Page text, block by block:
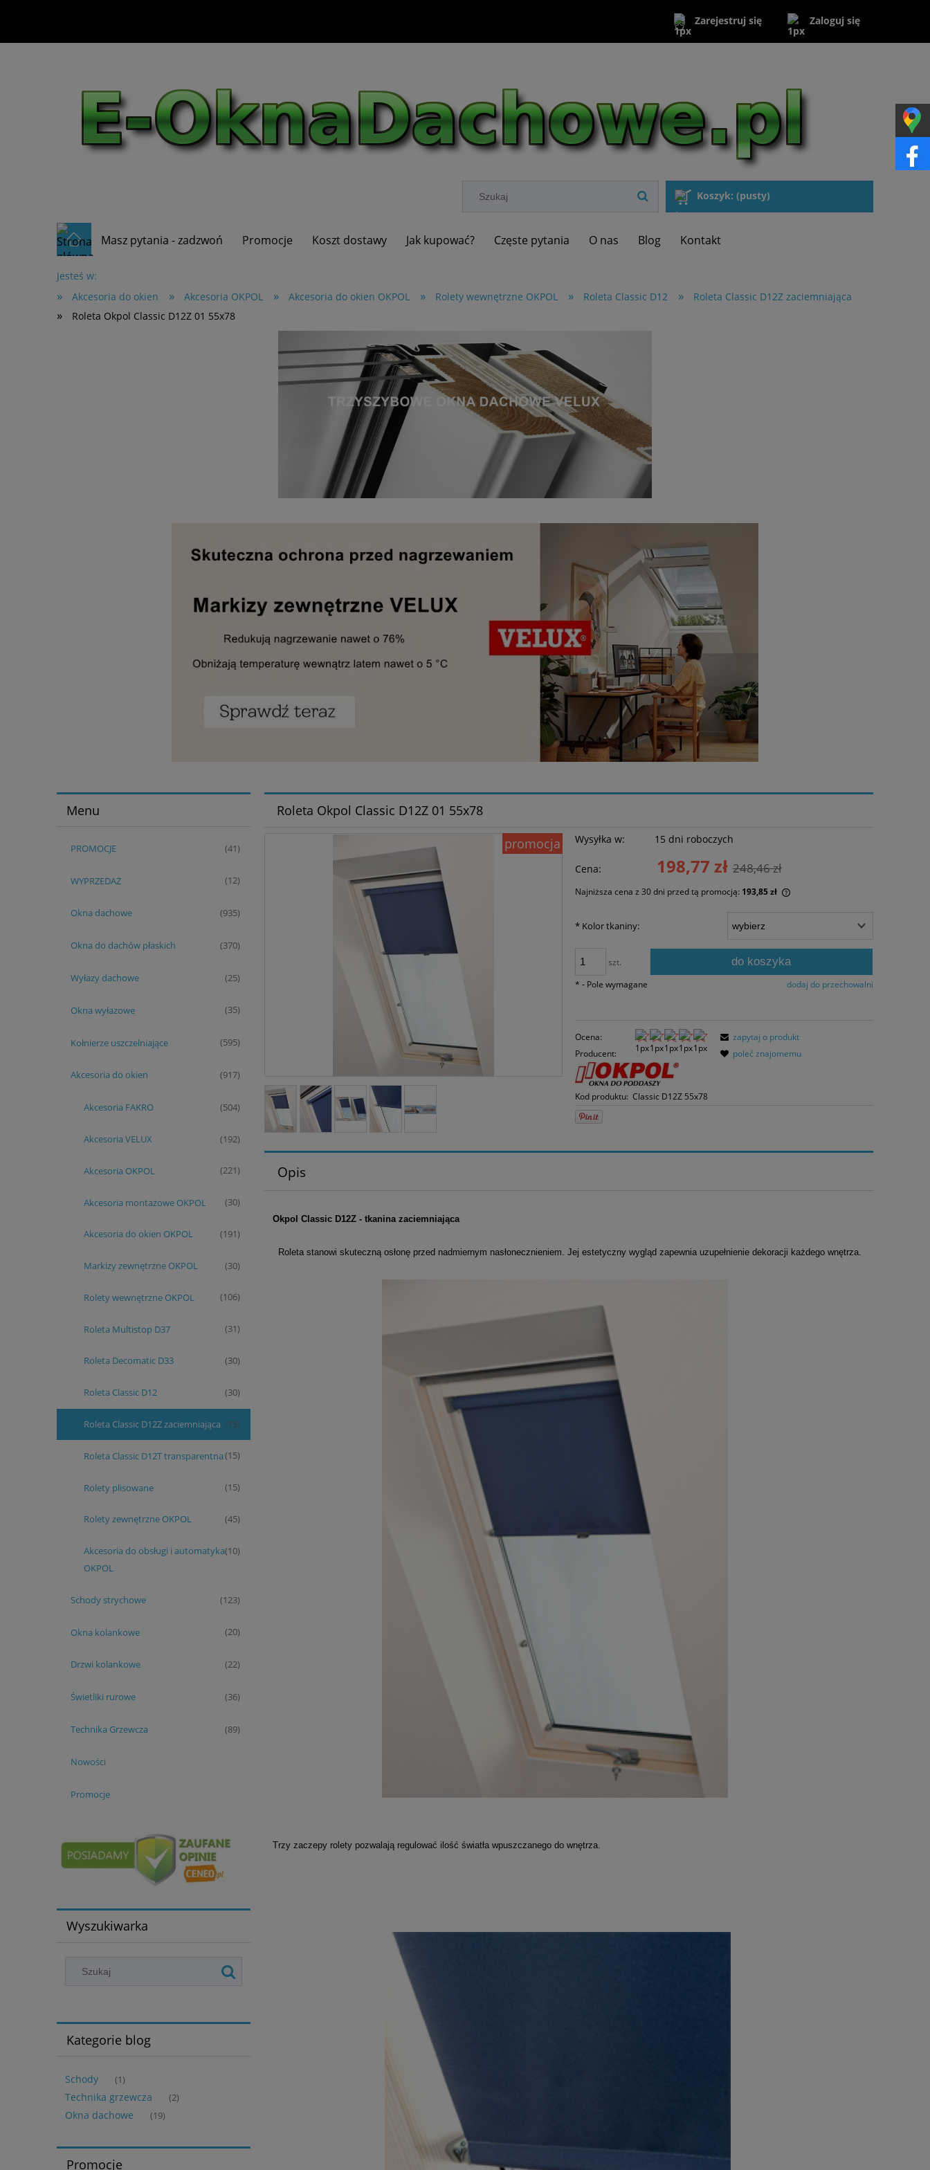
Zarejestruj się Zaloguj się
Koszyk: (pusty)
Masz pytania - zadzwoń Promocje Koszt dostawy Jak kupować? Częste pytania O nas Blog Kontakt
Jesteś w:
» Akcesoria do okien » Akcesoria OKPOL » Akcesoria do okien OKPOL » Rolety wewnętrzne OKPOL » Roleta Classic D12 » Roleta Classic D12Z zaciemniająca
» Roleta Okpol Classic D12Z 01 55x78
Menu
PROMOCJE (41)
WYPRZEDAŻ (12)
Okna dachowe (935)
Okna do dachów płaskich (370)
Wyłazy dachowe (25)
Okna wyłazowe (35)
Kołnierze uszczelniające (595)
Akcesoria do okien (917)
Akcesoria FAKRO (504)
Akcesoria VELUX (192)
Akcesoria OKPOL (221)
Akcesoria montażowe OKPOL (30)
Akcesoria do okien OKPOL (191)
Markizy zewnętrzne OKPOL (30)
Rolety wewnętrzne OKPOL (106)
Roleta Multistop D37 (31)
Roleta Decomatic D33 (30)
Roleta Classic D12 (30)
Roleta Classic D12Z zaciemniająca (15)
Roleta Classic D12T transparentna(15)
Rolety plisowane (15)
Rolety zewnętrzne OKPOL (45)
Akcesoria do obsługi i automatyka
OKPOL
(10)
Schody strychowe (123)
Okna kolankowe (20)
Drzwi kolankowe (22)
Świetliki rurowe (36)
Technika Grzewcza (89)
Nowości
Promocje
Wyszukiwarka
Kategorie blog
Schody (1)
Technika grzewcza (2)
Okna dachowe (19)
Promocje
Roleta Okpol Classic D12Z 01 55x78
promocja
Wysyłka w: 15 dni roboczych
Cena: 198,77 zł 248,46 zł
Najniższa cena z 30 dni przed tą promocją: 193,85 zł
Jeżeli produkt jest sprzedawany krócej niż
30 dni, wyświetlana jest najniższa cena od
momentu, kiedy produkt pojawił się w
sprzedaży.
* Kolor tkaniny:
szt. do koszyka
dodaj do przechowalni
* - Pole wymagane
Ocena:
Producent:
Kod produktu: Classic D12Z 55x78
zapytaj o produkt
poleć znajomemu
Opis
Okpol Classic D12Z - tkanina zaciemniająca
Roleta stanowi skuteczną osłonę przed nadmiernym nasłonecznieniem. Jej estetyczny wygląd zapewnia uzupełnienie dekoracji każdego wnętrza.
Trzy zaczepy rolety pozwalają regulować ilość światła wpuszczanego do wnętrza.